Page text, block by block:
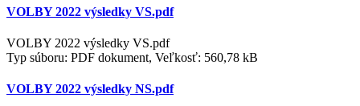
VOLBY 2022 výsledky VS.pdf
VOLBY 2022 výsledky VS.pdf
Typ súboru: PDF dokument, Veľkosť: 560,78 kB
VOLBY 2022 výsledky NS.pdf